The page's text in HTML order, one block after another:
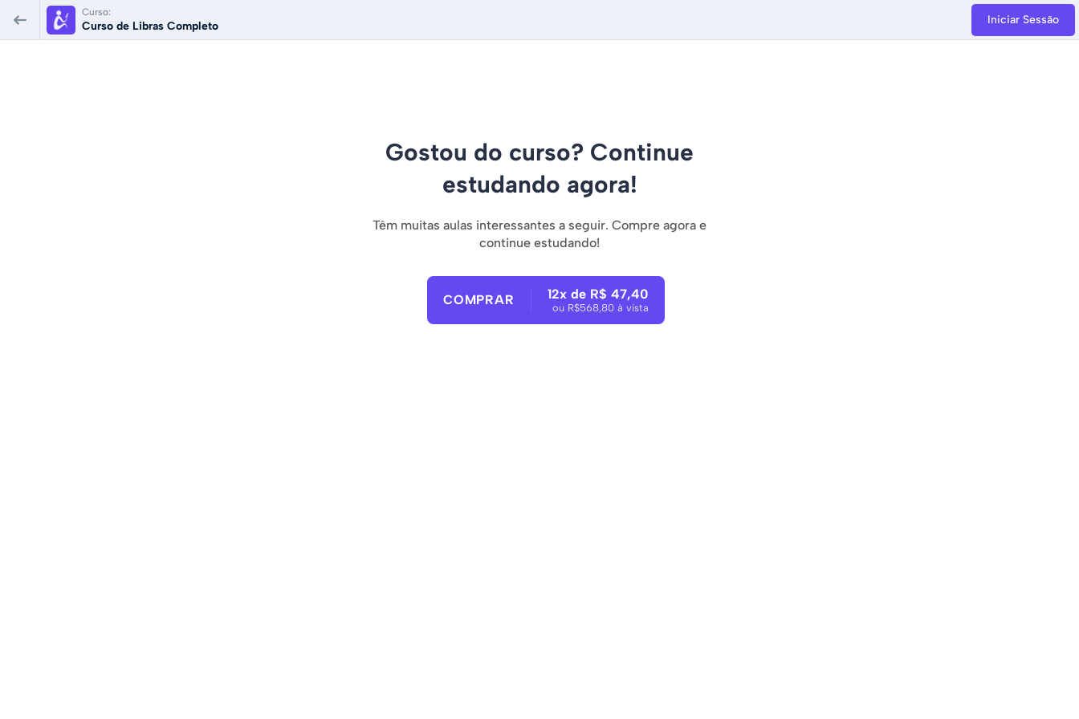
Curso:
Curso de Libras Completo Iniciar Sessão
Gostou do curso? Continue
estudando agora!
Têm muitas aulas interessantes a seguir. Compre agora e
continue estudando!
COMPRAR 12x de R$ 47,40
ou R$568,80 à vista